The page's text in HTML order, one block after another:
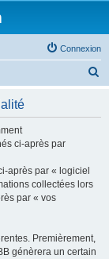
Connexion
ci-après par
après par « logiciel
collectées lors
par « vos
Premièrement,
génèrera un certain